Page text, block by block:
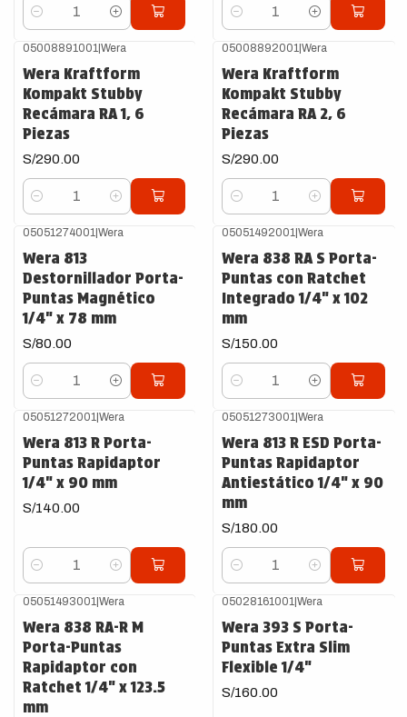
Cantidad Cantidad
05008891001| Wera
Wera Kraftform
Kompakt Stubby
Recámara RA 1, 6
Piezas
S/290.00
Cantidad
05008892001 Wera
Wera Kraftform
Kompakt Stubby
Recámara RA 2, 6
Piezas
S/290.00
Cantidad
05051274001| Wera
Wera 813
Destornillador Porta-
Puntas Magnético
1/4" x 78 mm
S/80.00
Cantidad
05051492001 Wera
Wera 838 RA S Porta-
Puntas con Ratchet
Integrado 1/4" x 102
mm
S/150.00
Cantidad
05051272001| Wera
Wera 813 R Porta-
Puntas Rapidaptor
1/4" x 90 mm
S/140.00
Cantidad
05051273001 Wera
Wera 813 R ESD Porta-
Puntas Rapidaptor
Antiestático 1/4" x 90
mm
S/180.00
Cantidad
05051493001| Wera
Wera 838 RA-R M
Porta-Puntas
Rapidaptor con
Ratchet 1/4" x 123.5
mm
05028161001 Wera
Wera 393 S Porta-
Puntas Extra Slim
Flexible 1/4"
S/160.00